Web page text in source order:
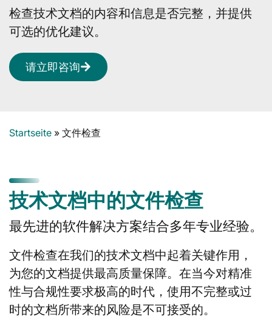
检查技术文档的内容和信息是否完整，并提供
可选的优化建议。
请立即咨询
Startseite » 文件检查
技术文档中的文件检查
最先进的软件解决方案结合多年专业经验。
文件检查在我们的技术文档中起着关键作用，
为您的文档提供最高质量保障。在当今对精准
性与合规性要求极高的时代，使用不完整或过
时的文档所带来的风险是不可接受的。